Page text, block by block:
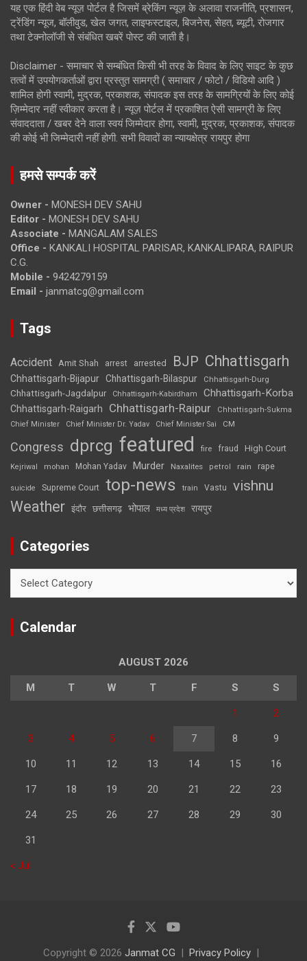
यह एक हिंदी वेब न्यूज़ पोर्टल है जिसमें ब्रेकिंग न्यूज़ के अलावा राजनीति, प्रशासन,
ट्रेंडिंग न्यूज, बॉलीवुड, खेल जगत, लाइफस्टाइल, बिजनेस, सेहत, ब्यूटी, रोजगार
तथा टेक्नोलॉजी से संबंधित खबरें पोस्ट की जाती है।
Disclaimer - समाचार से सम्बंधित किसी भी तरह के विवाद के लिए साइट के कुछ
तत्वों में उपयोगकर्ताओं द्वारा प्रस्तुत सामग्री ( समाचार / फोटो / विडियो आदि )
शामिल होगी स्वामी, मुद्रक, प्रकाशक, संपादक इस तरह के सामग्रियों के लिए कोई
ज़िम्मेदार नहीं स्वीकार करता है। न्यूज़ पोर्टल में प्रकाशित ऐसी सामग्री के लिए
संवाददाता / खबर देने वाला स्वयं जिम्मेदार होगा, स्वामी, मुद्रक, प्रकाशक, संपादक
की कोई भी जिम्मेदारी नहीं होगी. सभी विवादों का न्यायक्षेत्र रायपुर होगा
हमसे सम्पर्क करें
Owner - MONESH DEV SAHU
Editor - MONESH DEV SAHU
Associate - MANGALAM SALES
Office - KANKALI HOSPITAL PARISAR, KANKALIPARA, RAIPUR
C.G.
Mobile - 9424279159
Email - janmatcg@gmail.com
Tags
Accident Amit Shah arrest arrested BJP Chhattisgarh
Chhattisgarh-Bijapur Chhattisgarh-Bilaspur Chhattisgarh-Durg
Chhattisgarh-Jagdalpur Chhattisgarh-Kabirdham Chhattisgarh-Korba
Chhattisgarh-Raigarh Chhattisgarh-Raipur
Chhattisgarh-Sukma
Chief Minister
Chief Minister Dr. Yadav Chief Minister Sai CM
Congress dprcg featured fire fraud High Court
Kejriwal mohan Mohan Yadav Murder Naxalites petrol rain rape
suicide Supreme Court top-news train Vastu vishnu
Weather इंदौर छत्तीसगढ़ भोपाल मध्य प्रदेश रायपुर
Categories
Calendar
AUGUST 2026
M T W T F S S
1 2
3 4 5 6 7 8 9
10 11 12 13 14 15 16
17 18 19 20 21 22 23
24 25 26 27 28 29 30
31
« Jul
Copyright © 2026 Janmat CG Privacy Policy